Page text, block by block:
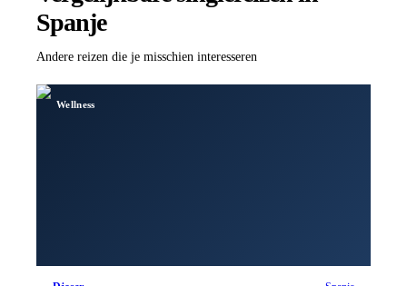
Spanje
Andere reizen die je misschien interesseren
Wellness